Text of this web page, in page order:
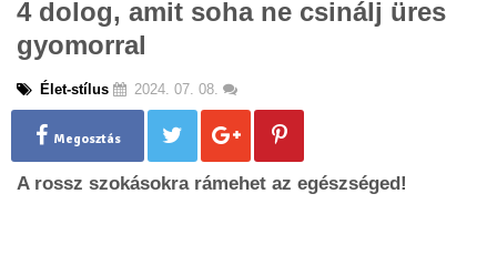
4 dolog, amit soha ne csinálj üres
gyomorral
Élet-stílus 2024. 07. 08.
Megosztás
A rossz szokásokra rámehet az egészséged!